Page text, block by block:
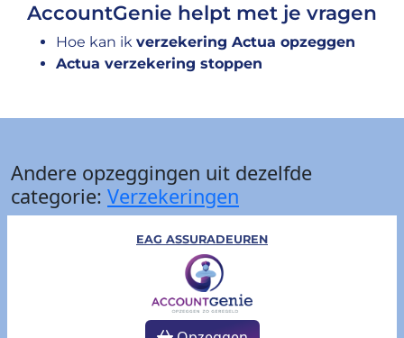
AccountGenie helpt met je vragen
Hoe kan ik verzekering Actua opzeggen
Actua verzekering stoppen
Andere opzeggingen uit dezelfde
categorie: Verzekeringen
EAG ASSURADEUREN